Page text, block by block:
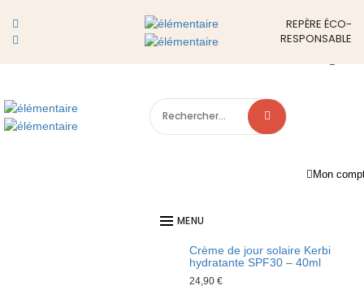
REPÈRE ÉCO-
RESPONSABLE
Mon
MENU
KERBI
LE E-SHOP RESPONSABLE ET ENGAGÉ DONT VOUS RÊVIEZ
Show Sidebar
FiltreX
Search
Crème de jour solaire Kerbi
hydratante SPF30 – 40ml
24,90 €